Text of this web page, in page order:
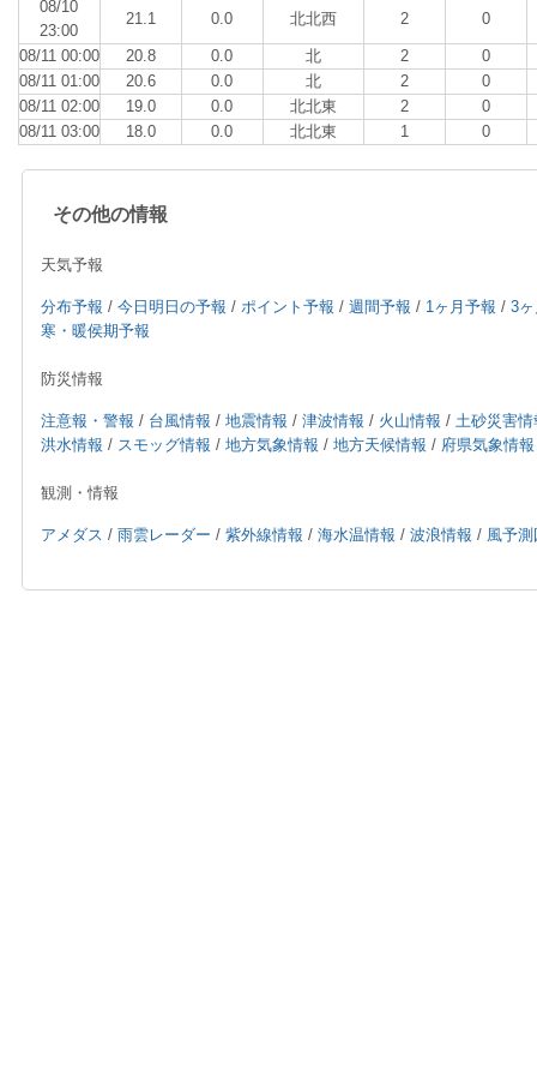
08/10
23:00
21.1 0.0 北北西 2 0
08/11 00:00 20.8 0.0 北 2
0
08/11 01:00
20.6 0.0 北 2
0
08/11 02:00
19.0 0.0 北北東 2
0
08/11 03:00
18.0 0.0 北北東 1 0
その他の情報
天気予報
分布予報 / 今日明日の予報 / ポイント予報 / 週間予報 / 1ヶ月予報 / 3
寒・暖侯期予報
防災情報
注意報・警報 / 台風情報 / 地震情報 / 津波情報 / 火山情報 / 土砂災害情
洪水情報 / スモッグ情報 / 地方気象情報 / 地方天候情報 / 府県気象情報
観測・情報
アメダス / 雨雲レーダー / 紫外線情報 / 海水温情報 / 波浪情報 / 風予測